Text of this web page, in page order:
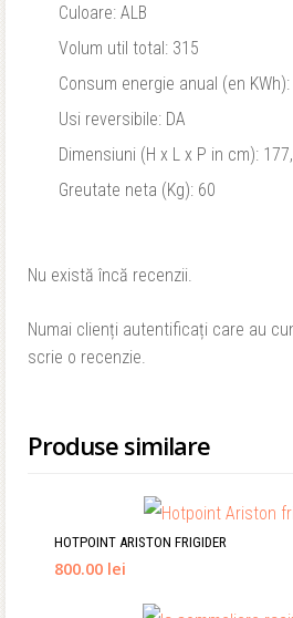
Culoare: ALB
Volum util total: 315
Consum energie anual (en KWh):
Usi reversibile: DA
Dimensiuni (H x L x P in cm):
Greutate neta (Kg): 60
Nu există încă recenzii.
Numai clienți autentificați care au
scrie o recenzie.
Produse similare
HOTPOINT ARISTON FRIGIDER
800.00 lei